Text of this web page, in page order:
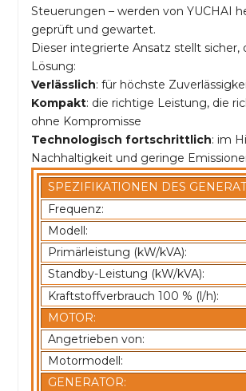
Steuerungen – werden von YUCHAI
geprüft und gewartet.
Dieser integrierte Ansatz stellt sicher,
Lösung:
Verlässlich: für höchste
Kompakt: die richtige Leistung, die
ohne Kompromisse
Technologisch fortschrittlich: im
Nachhaltigkeit und geringe
SPEZIFIKATIONEN DES
Frequenz:
Modell:
Primärleistung (kW/kVA):
Standby-Leistung (kW/kVA):
Kraftstoffverbrauch 100 % (l/h):
MOTOR:
Angetrieben von:
Motormodell:
GENERATOR: